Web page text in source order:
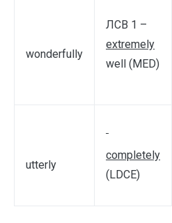
wonderfully
ЛСВ 1 –
extremely
well (MED)
utterly
completely
(LDCE)